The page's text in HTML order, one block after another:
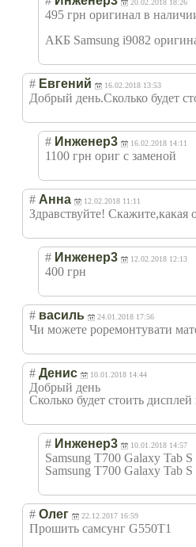
20.02.2018 18:26
495 грн оригинал в
АКБ Samsung i9082
# Евгений 16.02.2018 13:53
Добрый день.Сколько будет
# Инженер3 16.02.2018 14:11
1100 грн ориг с заменой
# Анна 12.02.2018 11:11
Здравствуйте!
# Инженер3 12.02.2018 12:13
400 грн
# василь 24.01.2018 17:56
Чи можете роремонтувати
# Денис 10.01.2018 14:44
Добрый день
Сколько будет стоить
# Инженер3 10.01.2018 14:57
Samsung T700 Galaxy Tab
Samsung T700 Galaxy Tab
# Олег 22.12.2017 16:59
Прошить самсунг G550T1